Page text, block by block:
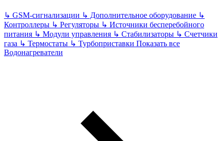
↳ GSM-сигнализации ↳ Дополнительное оборудование ↳
Контроллеры ↳ Регуляторы ↳ Источники бесперебойного
питания ↳ Модули управления ↳ Стабилизаторы ↳ Счетчики
газа ↳ Термостаты ↳ Турбоприставки Показать все
Водонагреватели